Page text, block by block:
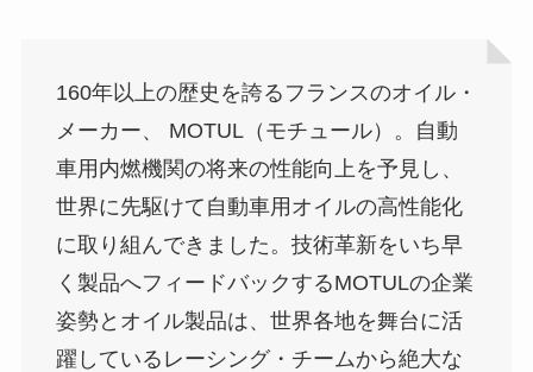
160年以上の歴史を誇るフランスのオイル・
メーカー、 MOTUL（モチュール）。自動
車用内燃機関の将来の性能向上を予見し、
世界に先駆けて自動車用オイルの高性能化
に取り組んできました。技術革新をいち早
く製品へフィードバックするMOTULの企業
姿勢とオイル製品は、世界各地を舞台に活
躍しているレーシング・チームから絶大な